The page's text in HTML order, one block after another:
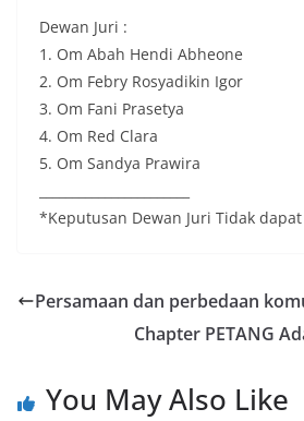
Dewan Juri :
1. Om Abah Hendi Abheone
2. Om Febry Rosyadikin Igor
3. Om Fani Prasetya
4. Om Red Clara
5. Om Sandya Prawira
*Keputusan Dewan Juri Tidak
Persamaan dan perbedaan
Chapter PETANG
You May Also Like